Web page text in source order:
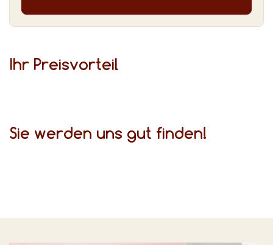
Ihr Preis­vor­teil
Sie werden uns gut finden!